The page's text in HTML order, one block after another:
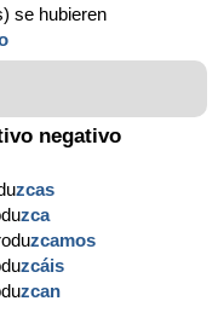
se hubieren
negativo
zcas
zca
zcamos
zcáis
zcan